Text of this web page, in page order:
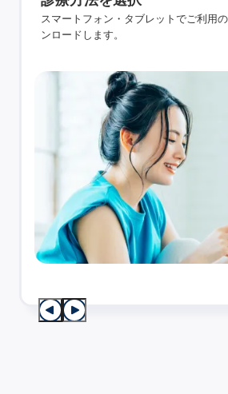
スマートフォン・タブレットでご利用
ンロードします。